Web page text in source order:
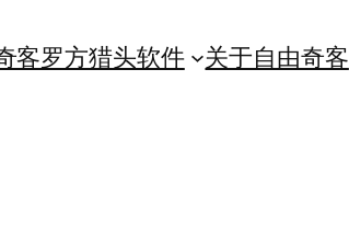
客罗方猎头软件 关于自由奇客